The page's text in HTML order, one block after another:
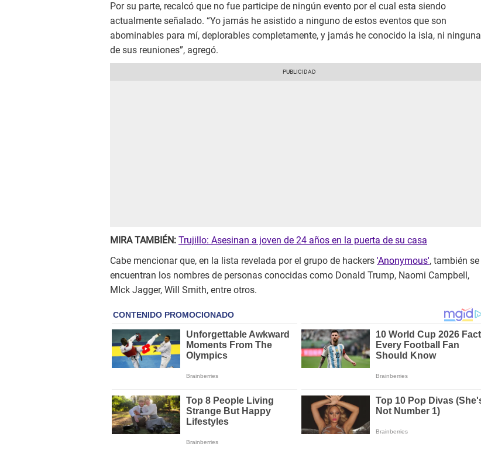
Por su parte, recalcó que no fue participe de ningún evento por el cual esta siendo
actualmente señalado. “Yo jamás he asistido a ninguno de estos eventos que son
abominables para mí, deplorables completamente, y jamás he conocido la isla, ni ninguna
de sus reuniones”, agregó.
MIRA TAMBIÉN: Trujillo: Asesinan a joven de 24 años en la puerta de su casa
Cabe mencionar que, en la lista revelada por el grupo de hackers 'Anonymous', también se
encuentran los nombres de personas conocidas como Donald Trump, Naomi Campbell,
MIck Jagger, Will Smith, entre otros.